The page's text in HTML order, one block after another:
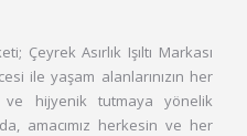
Çeyrek Asırlık Işıltı Markası
ile yaşam alanlarınızın her
ve hijyenik tutmaya yönelik
amacımız herkesin ve her